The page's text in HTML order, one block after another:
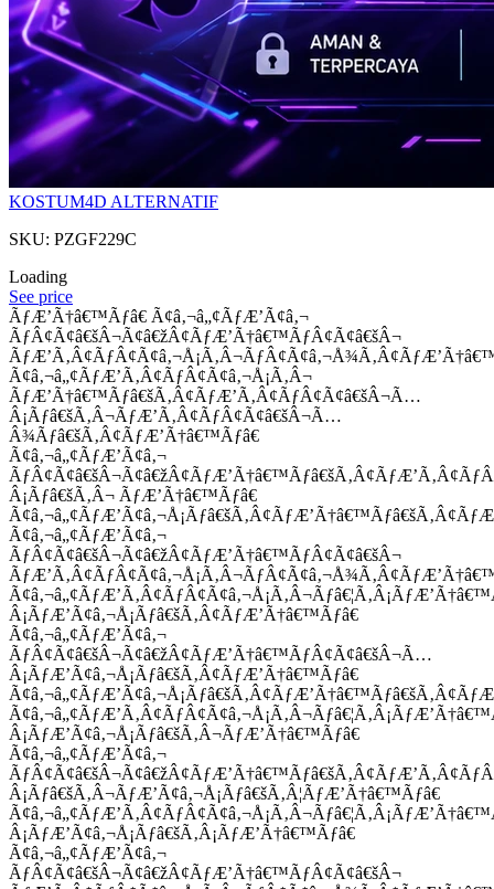
KOSTUM4D ALTERNATIF
SKU: PZGF229C
Loading
See price
ÃƒÆ’Ã†â€™Ãƒâ€ Ã¢â‚¬â„¢ÃƒÆ’Ã¢â‚¬
ÃƒÂ¢Ã¢â€šÂ¬Ã¢â€žÂ¢ÃƒÆ’Ã†â€™ÃƒÂ¢Ã¢â€šÂ¬
Ã¢â‚¬â„¢ÃƒÆ’Ã‚Â¢ÃƒÂ¢Ã¢â‚¬Å¡Ã‚Â¬
ÃƒÆ’Ã†â€™Ãƒâ€šÃ‚Â¢ÃƒÆ’Ã‚Â¢ÃƒÂ¢Ã¢â€šÂ¬Ã…
Â¡Ãƒâ€šÃ‚Â¬ÃƒÆ’Ã‚Â¢ÃƒÂ¢Ã¢â€šÂ¬Ã…
Â¾Ãƒâ€šÃ‚Â¢ÃƒÆ’Ã†â€™Ãƒâ€
Ã¢â‚¬â„¢ÃƒÆ’Ã¢â‚¬
Â¡Ãƒâ€šÃ‚Â¬ ÃƒÆ’Ã†â€™Ãƒâ€
Ã¢â‚¬â„¢ÃƒÆ’Ã¢â‚¬
ÃƒÂ¢Ã¢â€šÂ¬Ã¢â€žÂ¢ÃƒÆ’Ã†â€™ÃƒÂ¢Ã¢â€šÂ¬
Â¡ÃƒÆ’Ã¢â‚¬Å¡Ãƒâ€šÃ‚Â¢ÃƒÆ’Ã†â€™Ãƒâ€
Ã¢â‚¬â„¢ÃƒÆ’Ã¢â‚¬
ÃƒÂ¢Ã¢â€šÂ¬Ã¢â€žÂ¢ÃƒÆ’Ã†â€™ÃƒÂ¢Ã¢â€šÂ¬Ã…
Â¡ÃƒÆ’Ã¢â‚¬Å¡Ãƒâ€šÃ‚Â¢ÃƒÆ’Ã†â€™Ãƒâ€
Â¡ÃƒÆ’Ã¢â‚¬Å¡Ãƒâ€šÃ‚Â¬ÃƒÆ’Ã†â€™Ãƒâ€
Ã¢â‚¬â„¢ÃƒÆ’Ã¢â‚¬
Â¡Ãƒâ€šÃ‚Â¬ÃƒÆ’Ã¢â‚¬Å¡Ãƒâ€šÃ‚Â¦ÃƒÆ’Ã†â€™Ãƒâ€
Â¡ÃƒÆ’Ã¢â‚¬Å¡Ãƒâ€šÃ‚Â¡ÃƒÆ’Ã†â€™Ãƒâ€
Ã¢â‚¬â„¢ÃƒÆ’Ã¢â‚¬
ÃƒÂ¢Ã¢â€šÂ¬Ã¢â€žÂ¢ÃƒÆ’Ã†â€™ÃƒÂ¢Ã¢â€šÂ¬